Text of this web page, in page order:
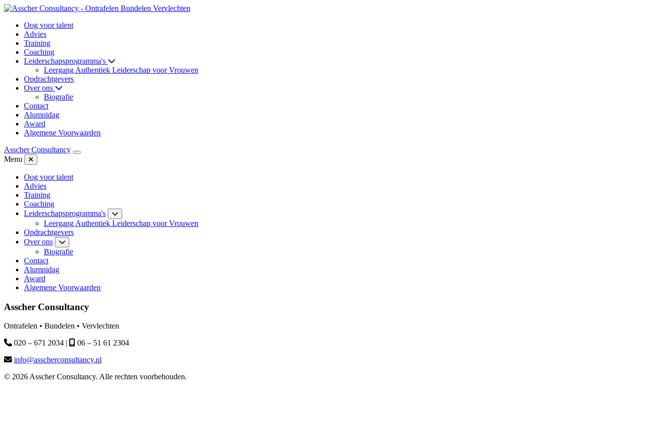
Oog voor talent
Advies
Training
Coaching
Leiderschapsprogramma's
Leergang Authentiek Leiderschap voor Vrouwen
Opdrachtgevers
Over ons
Biografie
Contact
Alumnidag
Award
Algemene Voorwaarden
Asscher Consultancy
Menu
Oog voor talent
Advies
Training
Coaching
Leiderschapsprogramma's
Leergang Authentiek Leiderschap voor Vrouwen
Opdrachtgevers
Over ons
Biografie
Contact
Alumnidag
Award
Algemene Voorwaarden
Asscher Consultancy
Ontrafelen • Bundelen • Vervlechten
020 – 671 2034 |
06 – 51 61 2304
info@asscherconsultancy.nl
© 2026 Asscher Consultancy. Alle rechten voorbehouden.